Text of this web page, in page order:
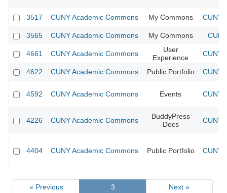
3517 CUNY Academic Commons My Commons CUNY
3565 CUNY Academic Commons My Commons
4661 CUNY Academic Commons
User
Experience
CUNY
4622 CUNY Academic Commons Public Portfolio CUNY
4592 CUNY Academic Commons Events CUNY
4226 CUNY Academic Commons
BuddyPress
Docs
CUNY
4404 CUNY Academic Commons Public Portfolio CUNY
« Previous 3 Next »